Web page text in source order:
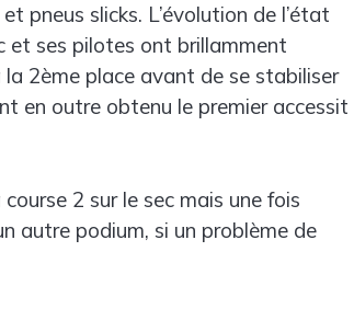
pneus slicks. L’évolution de l’état
et ses pilotes ont brillamment
la 2ème place avant de se stabiliser
en outre obtenu le premier accessit
2 sur le sec mais une fois
autre podium, si un problème de